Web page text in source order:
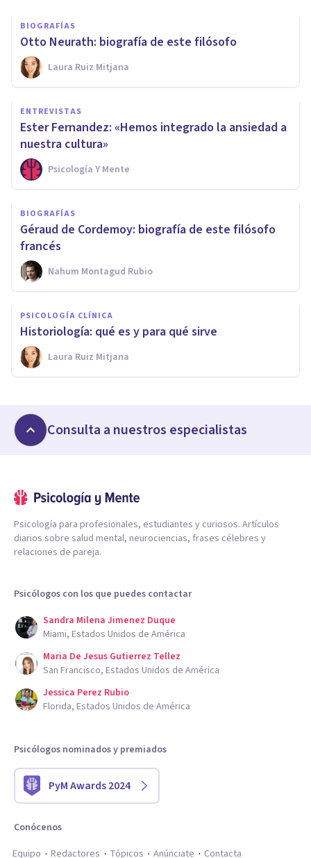
BIOGRAFÍAS
Otto Neurath: biografía de este filósofo
Laura Ruiz Mitjana
ENTREVISTAS
Ester Fernandez: «Hemos integrado la ansiedad a
nuestra cultura»
Psicología Y Mente
BIOGRAFÍAS
Géraud de Cordemoy: biografía de este filósofo
francés
Nahum Montagud Rubio
PSICOLOGÍA CLÍNICA
Historiología: qué es y para qué sirve
Laura Ruiz Mitjana
Consulta a nuestros especialistas
Psicología para profesionales, estudiantes y curiosos. Artículos
diarios sobre salud mental, neurociencias, frases célebres y
relaciones de pareja.
Psicólogos con los que puedes contactar
Sandra Milena Jimenez Duque
Miami, Estados Unidos de América
Maria De Jesus Gutierrez Tellez
San Francisco, Estados Unidos de América
Jessica Perez Rubio
Florida, Estados Unidos de América
Psicólogos nominados y premiados
PyM Awards 2024
Conócenos
Equipo
Redactores Tópicos Anúnciate Contacta